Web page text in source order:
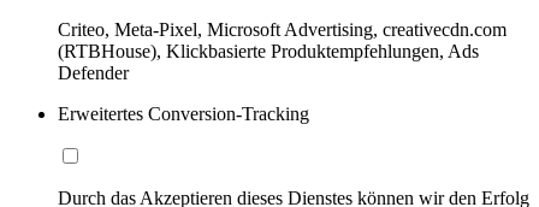
Criteo, Meta-Pixel, Microsoft Advertising, creativecdn.com
(RTBHouse), Klickbasierte Produktempfehlungen, Ads
Defender
Erweitertes Conversion-Tracking
Durch das Akzeptieren dieses Dienstes können wir den Erfolg